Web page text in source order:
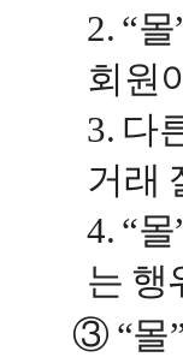
2. “
회원
3. 다
거래
4. “
는 행
③ “몰